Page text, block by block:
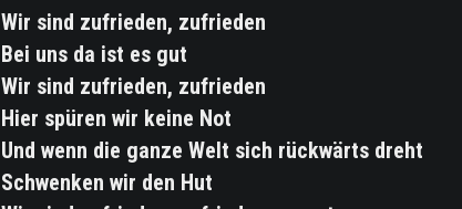
Wir sind zufrieden, zufrieden
Bei uns da ist es gut
Wir sind zufrieden, zufrieden
Hier spüren wir keine Not
Und wenn die ganze Welt sich rückwärts dreht
Schwenken wir den Hut